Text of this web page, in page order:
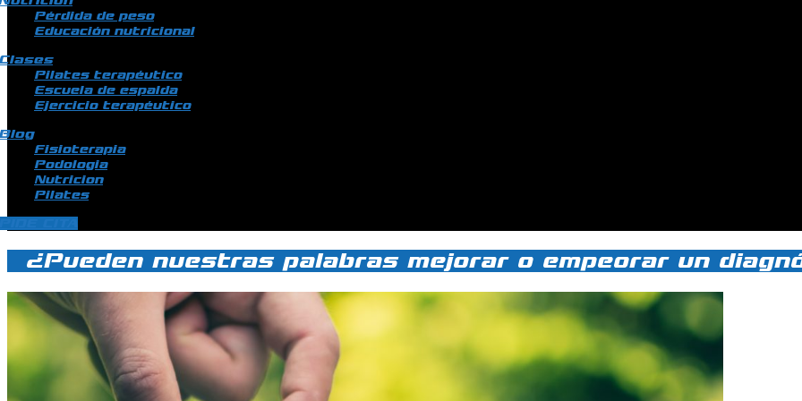
Pérdida de peso
Educación nutricional
Pilates terapéutico
Escuela de espalda
Ejercicio terapéutico
Fisioterapia
Podologia
Nutricion
Pilates
¿Pueden nuestras palabras mejorar o empeorar un